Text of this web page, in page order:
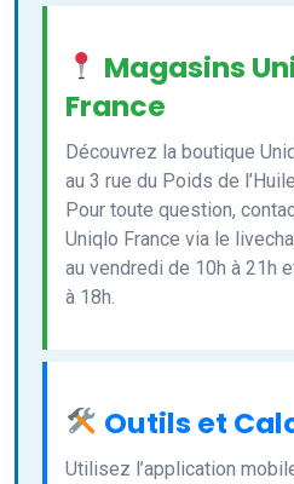
Magasins
France
Découvrez la boutique
au 3 rue du Poids de
Pour toute question,
Uniqlo France via le
au vendredi de 10h à 21h
à 18h.
Outils et
Utilisez l’application